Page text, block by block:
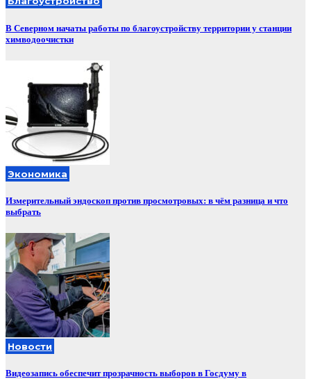
В Северном начаты работы по благоустройству территории у станции
химводоочистки
Экономика
Измерительный эндоскоп против просмотровых: в чём разница и что
выбрать
Новости
Видеозапись обеспечит прозрачность выборов в Госдуму в